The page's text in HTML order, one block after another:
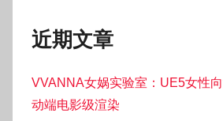
近期文章
VVANNA女娲实验室：UE5女性
动端电影级渲染